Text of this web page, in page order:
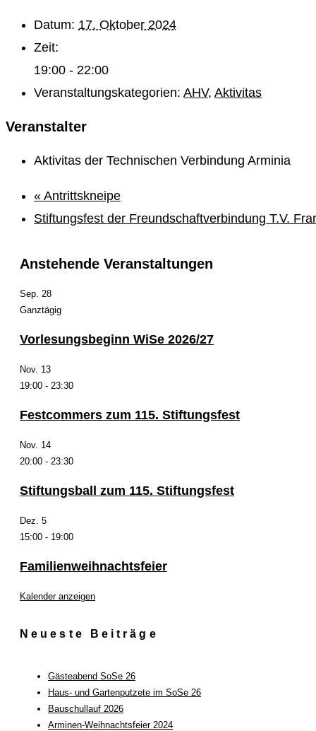
Datum: 17. Oktober 2024
Zeit:
19:00 - 22:00
Veranstaltungskategorien: AHV, Aktivitas
Veranstalter
Aktivitas der Technischen Verbindung Arminia
« Antrittskneipe
Stiftungsfest der Freundschaftverbindung T.V.
Anstehende Veranstaltungen
Sep. 28
Ganztägig
Vorlesungsbeginn WiSe 2026/27
Nov. 13
19:00 - 23:30
Festcommers zum 115. Stiftungsfest
Nov. 14
20:00 - 23:30
Stiftungsball zum 115. Stiftungsfest
Dez. 5
15:00 - 19:00
Familienweihnachtsfeier
Kalender anzeigen
Neueste Beiträge
Gästeabend SoSe 26
Haus- und Gartenputzete im SoSe 26
Bauschullauf 2026
Arminen-Weihnachtsfeier 2024